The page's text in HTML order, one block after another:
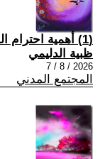
(1) أهمية احترام القانون في الحياة اليومية
ظبية الدليمي
2026 / 8 / 7
المجتمع المدني